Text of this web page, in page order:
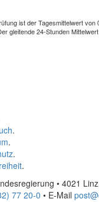
ist der Tagesmittelwert von
gleitende 24-Stunden
.
.
.
.
• 4021
77 20-0 • E-Mail